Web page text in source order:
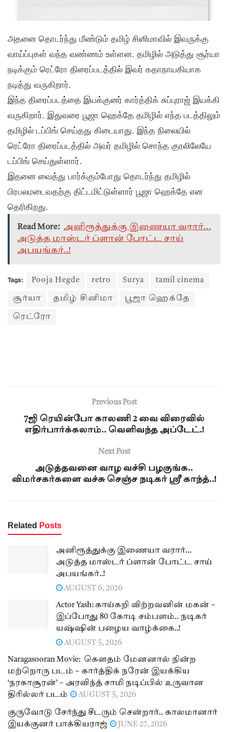
அதனை தொடர்ந்து மீண்டும் தமிழ் சினிமாவில் இவருக்கு
வாய்ப்புகள் வந்த வண்ணம் உள்ளன. தமிழில் அடுத்து சூர்யா
நடிக்கும் ரெட்ரோ திரைப்படத்தில் இவர் கதாநாயகியாக
நடித்து வருகிறார்.
இந்த திரைப்படத்தை இயக்குனர் கார்த்திக் சுப்புராஜ் இயக்கி
வருகிறார். இதுவரை பூஜா ஹெக்தே தமிழில் எந்த படத்திலும்
தமிழில் டப்பிங் செய்தது கிடையாது. இந்த நிலையில்
ரெட்ரோ திரைப்படத்தில் அவர் தமிழில் சொந்த குரலிலேயே
டப்பிங் செய்துள்ளார்.
இதனை வைத்து பார்க்கும்போது தொடர்ந்து தமிழில்
பிரபலமடைவதற்கு திட்டமிட்டுள்ளார் பூஜா ஹெக்தே என
தெரிகிறது.
Read More: அனிரூத்துக்கு இணையா வரார்...
அடுத்த மாஸ்டர் ப்ளான் போட்ட சாய்
அபயங்கர்..!
Tags: Pooja Hegde retro Surya tamil cinema
சூர்யா தமிழ் சினிமா பூஜா ஹெக்தே
ரெட்ரோ
Previous Post
7ஜி ரெயின்போ காலணி 2 வை விரைவில்
எதிர்பார்க்கலாம்.. வெளிவந்த அப்டேட்.!
Next Post
அடுத்தவனை வாழ வச்சி பழகுங்க..
விமர்சகர்களை வச்சு செஞ்ச நடிகர் ஸ்ரீ காந்த்..!
Related Posts
அனிரூத்துக்கு இணையா வரார்…
அடுத்த மாஸ்டர் ப்ளான் போட்ட சாய்
அபயங்கர்..!
AUGUST 6, 2026
Actor Yash: காய்கறி விற்றவனின் மகன் –
இப்போது 80 கோடி சம்பளம்.. நடிகர்
யஷ்ஷின் பழைய வாழ்க்கை..!
AUGUST 5, 2026
Naragasooran Movie: கௌதம் மேனனால் நின்ற
மற்றொரு படம் – கார்த்திக் நரேன் இயக்கிய
‘நரகாசூரன்’ – அரவிந்த் சாமி நடிப்பில் உருவான
திரில்லர் படம்
AUGUST 5, 2026
குருவோடு சேர்ந்து சீடரும் சென்றார்.. காலமானார்
இயக்குனர் பாக்கியராஜ்
JUNE 27, 2026